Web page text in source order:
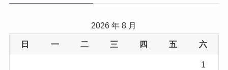
2026 年 8 月
日 一 二 三 四 五 六
1